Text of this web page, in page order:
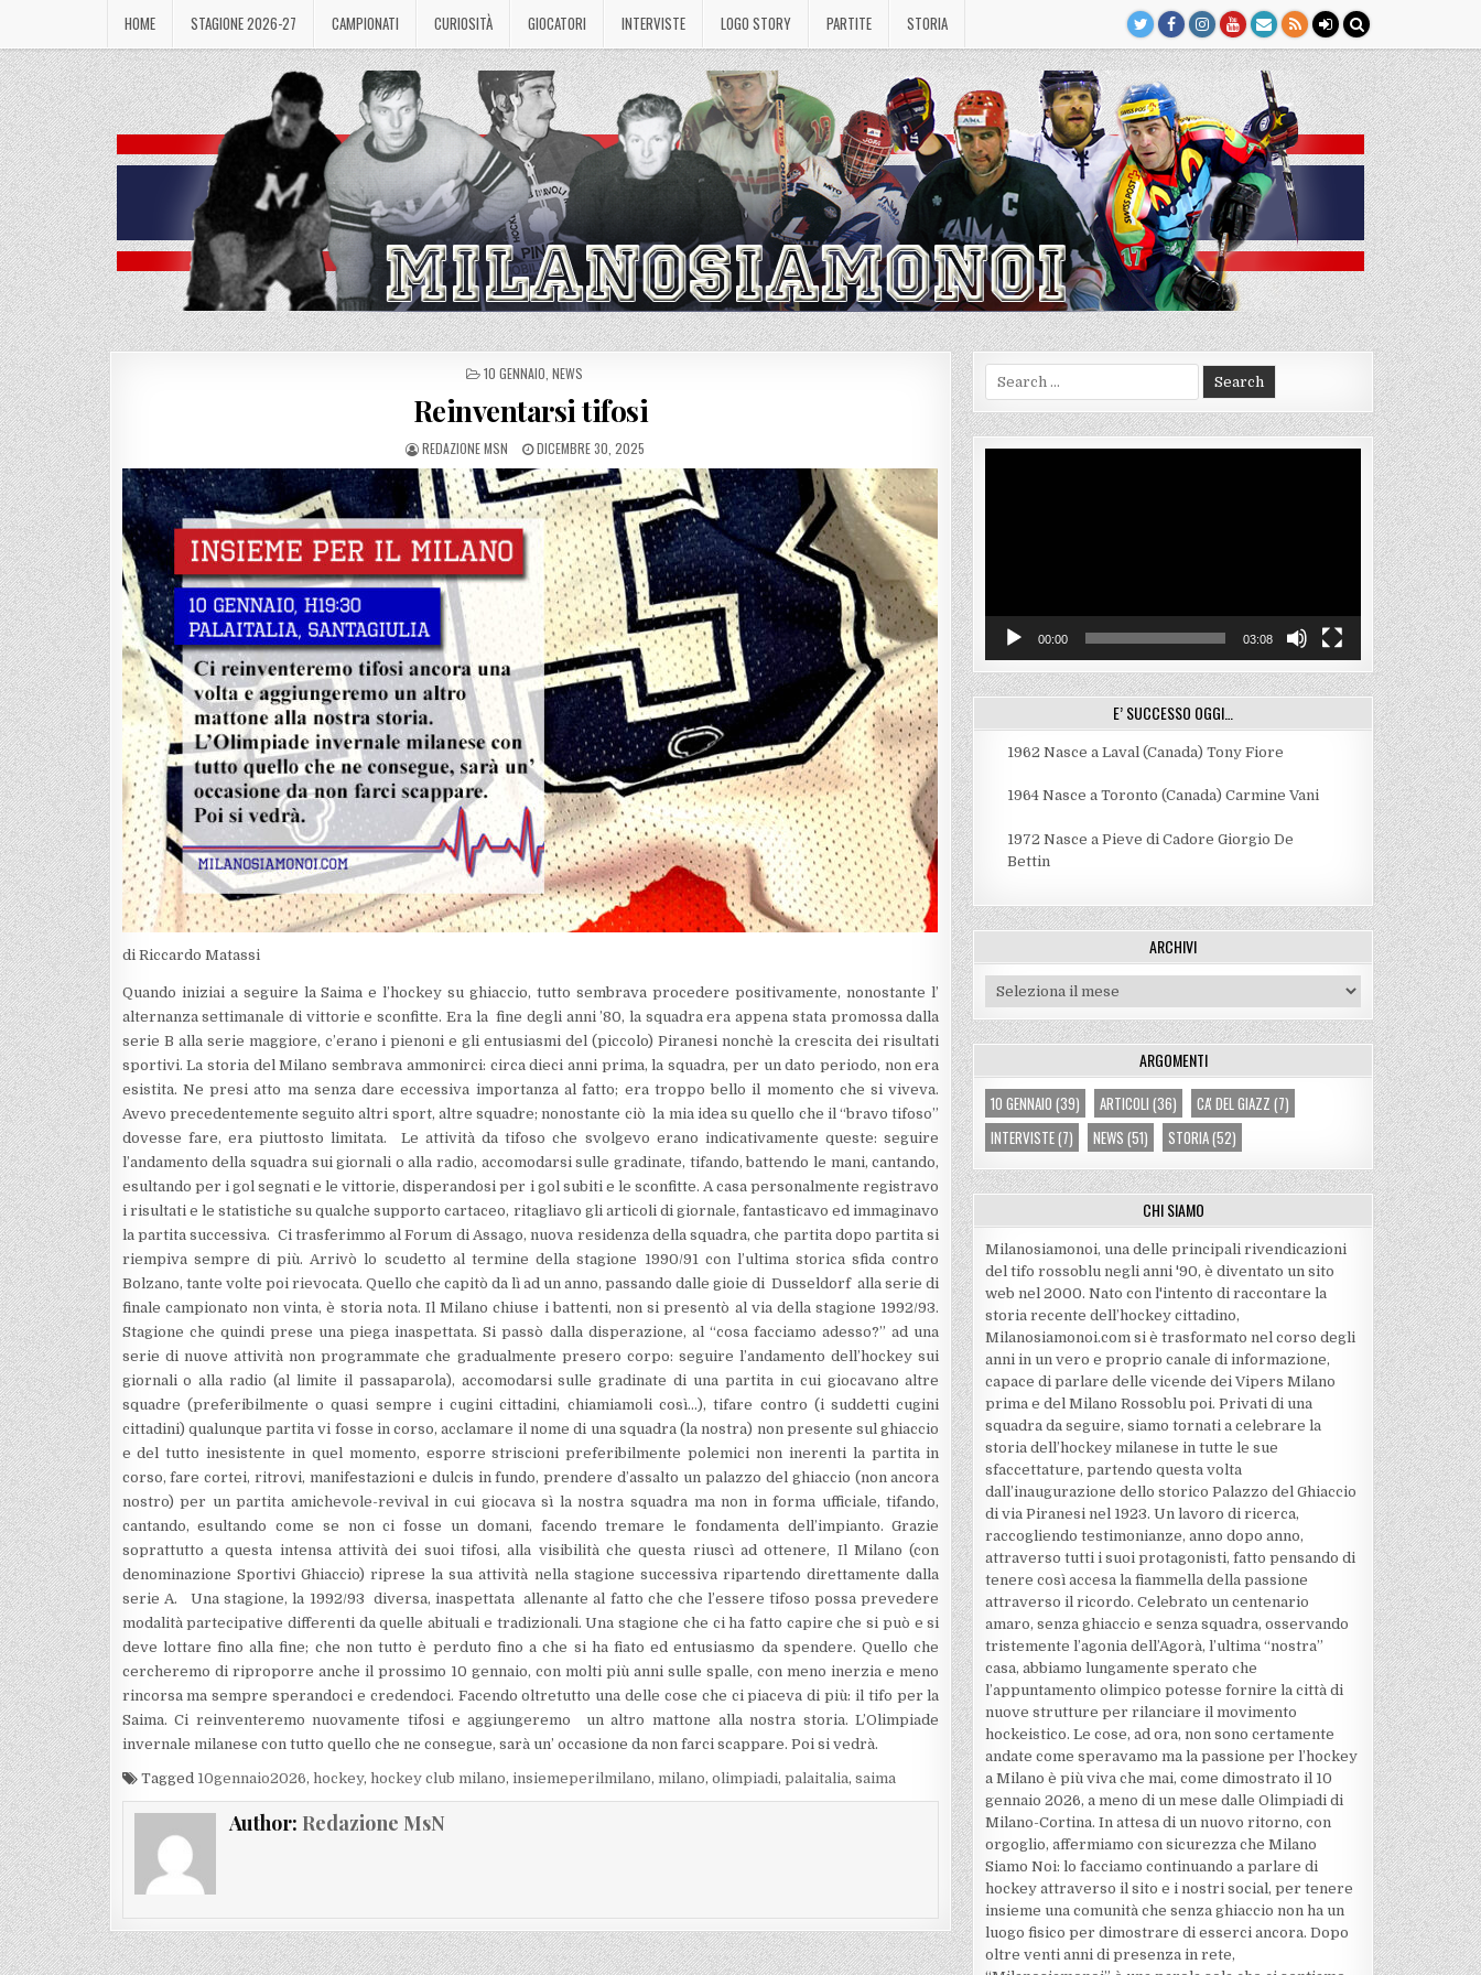
content
HOME STAGIONE 2026-27 CAMPIONATI CURIOSITÀ GIOCATORI INTERVISTE LOGO STORY PARTITE STORIA
POSTED
10 GENNAIO ,NEWS
Reinventarsi tifosi
AUTHOR:
REDAZIONE MSN
PUBLISHED
DATE:
DICEMBRE 30, 2025
di Riccardo Matassi
Quando iniziai a seguire la Saima e l’hockey su ghiaccio, tutto sembrava procedere positivamente, nonostante l’
alternanza settimanale di vittorie e sconfitte. Era la fine degli anni ’80, la squadra era appena stata promossa dalla
serie B alla serie maggiore, c’erano i pienoni e gli entusiasmi del (piccolo) Piranesi nonchè la crescita dei risultati
sportivi. La storia del Milano sembrava ammonirci: circa dieci anni prima, la squadra, per un dato periodo, non era
esistita. Ne presi atto ma senza dare eccessiva importanza al fatto; era troppo bello il momento che si viveva.
Avevo precedentemente seguito altri sport, altre squadre; nonostante ciò la mia idea su quello che il “bravo tifoso”
dovesse fare, era piuttosto limitata. Le attività da tifoso che svolgevo erano indicativamente queste: seguire
l’andamento della squadra sui giornali o alla radio, accomodarsi sulle gradinate, tifando, battendo le mani, cantando,
esultando per i gol segnati e le vittorie, disperandosi per i gol subiti e le sconfitte. A casa personalmente registravo
i risultati e le statistiche su qualche supporto cartaceo, ritagliavo gli articoli di giornale, fantasticavo ed immaginavo
la partita successiva. Ci trasferimmo al Forum di Assago, nuova residenza della squadra, che partita dopo partita si
riempiva sempre di più. Arrivò lo scudetto al termine della stagione 1990/91 con l’ultima storica sfida contro
Bolzano, tante volte poi rievocata. Quello che capitò da lì ad un anno, passando dalle gioie di Dusseldorf alla serie di
finale campionato non vinta, è storia nota. Il Milano chiuse i battenti, non si presentò al via della stagione 1992/93.
Stagione che quindi prese una piega inaspettata. Si passò dalla disperazione, al “cosa facciamo adesso?” ad una
serie di nuove attività non programmate che gradualmente presero corpo: seguire l’andamento dell’hockey sui
giornali o alla radio (al limite il passaparola), accomodarsi sulle gradinate di una partita in cui giocavano altre
squadre (preferibilmente o quasi sempre i cugini cittadini, chiamiamoli così…), tifare contro (i suddetti cugini
cittadini) qualunque partita vi fosse in corso, acclamare il nome di una squadra (la nostra) non presente sul ghiaccio
e del tutto inesistente in quel momento, esporre striscioni preferibilmente polemici non inerenti la partita in
corso, fare cortei, ritrovi, manifestazioni e dulcis in fundo, prendere d’assalto un palazzo del ghiaccio (non ancora
nostro) per un partita amichevole-revival in cui giocava sì la nostra squadra ma non in forma ufficiale, tifando,
cantando, esultando come se non ci fosse un domani, facendo tremare le fondamenta dell’impianto. Grazie
soprattutto a questa intensa attività dei suoi tifosi, alla visibilità che questa riuscì ad ottenere, Il Milano (con
denominazione Sportivi Ghiaccio) riprese la sua attività nella stagione successiva ripartendo direttamente dalla
serie A. Una stagione, la 1992/93 diversa, inaspettata allenante al fatto che che l’essere tifoso possa prevedere
modalità partecipative differenti da quelle abituali e tradizionali. Una stagione che ci ha fatto capire che si può e si
deve lottare fino alla fine; che non tutto è perduto fino a che si ha fiato ed entusiasmo da spendere. Quello che
cercheremo di riproporre anche il prossimo 10 gennaio, con molti più anni sulle spalle, con meno inerzia e meno
rincorsa ma sempre sperandoci e credendoci. Facendo oltretutto una delle cose che ci piaceva di più: il tifo per la
Saima. Ci reinventeremo nuovamente tifosi e aggiungeremo un altro mattone alla nostra storia. L’Olimpiade
invernale milanese con tutto quello che ne consegue, sarà un’ occasione da non farci scappare. Poi si vedrà.
Tagged 10gennaio2026, hockey, hockey club milano, insiemeperilmilano, milano, olimpiadi, palaitalia, saima
Author: Redazione MsN
Search
for:
00:00 03:08
E’ SUCCESSO OGGI…
1962 Nasce a Laval (Canada) Tony Fiore
1964 Nasce a Toronto (Canada) Carmine Vani
1972 Nasce a Pieve di Cadore Giorgio De
Bettin
ARCHIVI
Archivi
ARGOMENTI
10 GENNAIO (39) ARTICOLI (36) CA' DEL GIAZZ (7)
INTERVISTE(7) NEWS (51) STORIA(52)
CHI SIAMO
Milanosiamonoi, una delle principali rivendicazioni
del tifo rossoblu negli anni '90, è diventato un sito
web nel 2000. Nato con l'intento di raccontare la
storia recente dell’hockey cittadino,
Milanosiamonoi.com si è trasformato nel corso degli
anni in un vero e proprio canale di informazione,
capace di parlare delle vicende dei Vipers Milano
prima e del Milano Rossoblu poi. Privati di una
squadra da seguire, siamo tornati a celebrare la
storia dell’hockey milanese in tutte le sue
sfaccettature, partendo questa volta
dall’inaugurazione dello storico Palazzo del Ghiaccio
di via Piranesi nel 1923. Un lavoro di ricerca,
raccogliendo testimonianze, anno dopo anno,
attraverso tutti i suoi protagonisti, fatto pensando di
tenere così accesa la fiammella della passione
attraverso il ricordo. Celebrato un centenario
amaro, senza ghiaccio e senza squadra, osservando
tristemente l’agonia dell’Agorà, l’ultima “nostra”
casa, abbiamo lungamente sperato che
l’appuntamento olimpico potesse fornire la città di
nuove strutture per rilanciare il movimento
hockeistico. Le cose, ad ora, non sono certamente
andate come speravamo ma la passione per l’hockey
a Milano è più viva che mai, come dimostrato il 10
gennaio 2026, a meno di un mese dalle Olimpiadi di
Milano-Cortina. In attesa di un nuovo ritorno, con
orgoglio, affermiamo con sicurezza che Milano
Siamo Noi: lo facciamo continuando a parlare di
hockey attraverso il sito e i nostri social, per tenere
insieme una comunità che senza ghiaccio non ha un
luogo fisico per dimostrare di esserci ancora. Dopo
oltre venti anni di presenza in rete,